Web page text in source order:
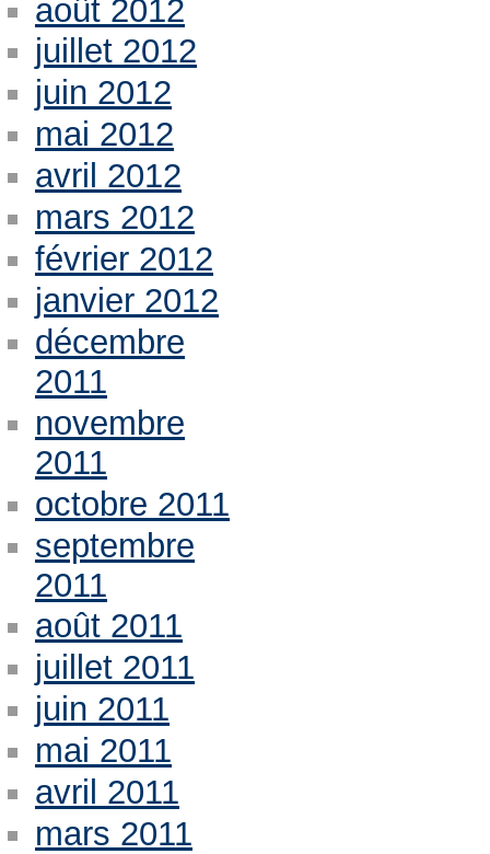
août 2012
juillet 2012
juin 2012
mai 2012
avril 2012
mars 2012
février 2012
janvier 2012
décembre
2011
novembre
2011
octobre 2011
septembre
2011
août 2011
juillet 2011
juin 2011
mai 2011
avril 2011
mars 2011